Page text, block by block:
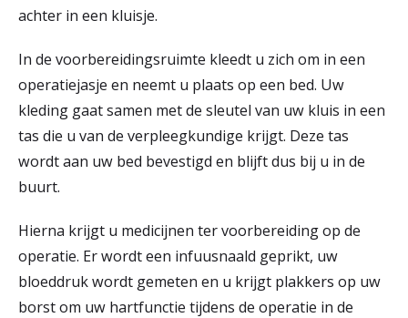
achter in een kluisje.
In de voorbereidingsruimte kleedt u zich om in een
operatiejasje en neemt u plaats op een bed. Uw
kleding gaat samen met de sleutel van uw kluis in een
tas die u van de verpleegkundige krijgt. Deze tas
wordt aan uw bed bevestigd en blijft dus bij u in de
buurt.
Hierna krijgt u medicijnen ter voorbereiding op de
operatie. Er wordt een infuusnaald geprikt, uw
bloeddruk wordt gemeten en u krijgt plakkers op uw
borst om uw hartfunctie tijdens de operatie in de